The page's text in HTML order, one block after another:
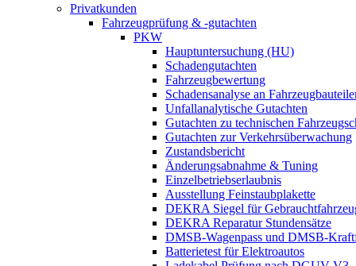
Privatkunden
Fahrzeugprüfung & -gutachten
PKW
Hauptuntersuchung (HU)
Schadengutachten
Fahrzeugbewertung
Schadensanalyse an
Unfallanalytische Gutachten
Gutachten zu technischen
Gutachten zur Verkehrsüberwachung
Zustandsbericht
Änderungsabnahme & Tuning
Einzelbetriebserlaubnis
Ausstellung Feinstaubplakette
DEKRA Siegel für
DEKRA Reparatur Stundensätze
DMSB-Wagenpass und DMSB-
Batterietest für Elektroautos